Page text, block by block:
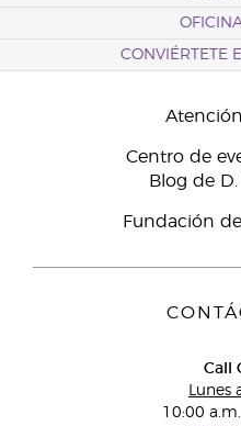
CONVIÉRTETE
Centro de
Blog de
Fundación
Call
Lunes
10:00